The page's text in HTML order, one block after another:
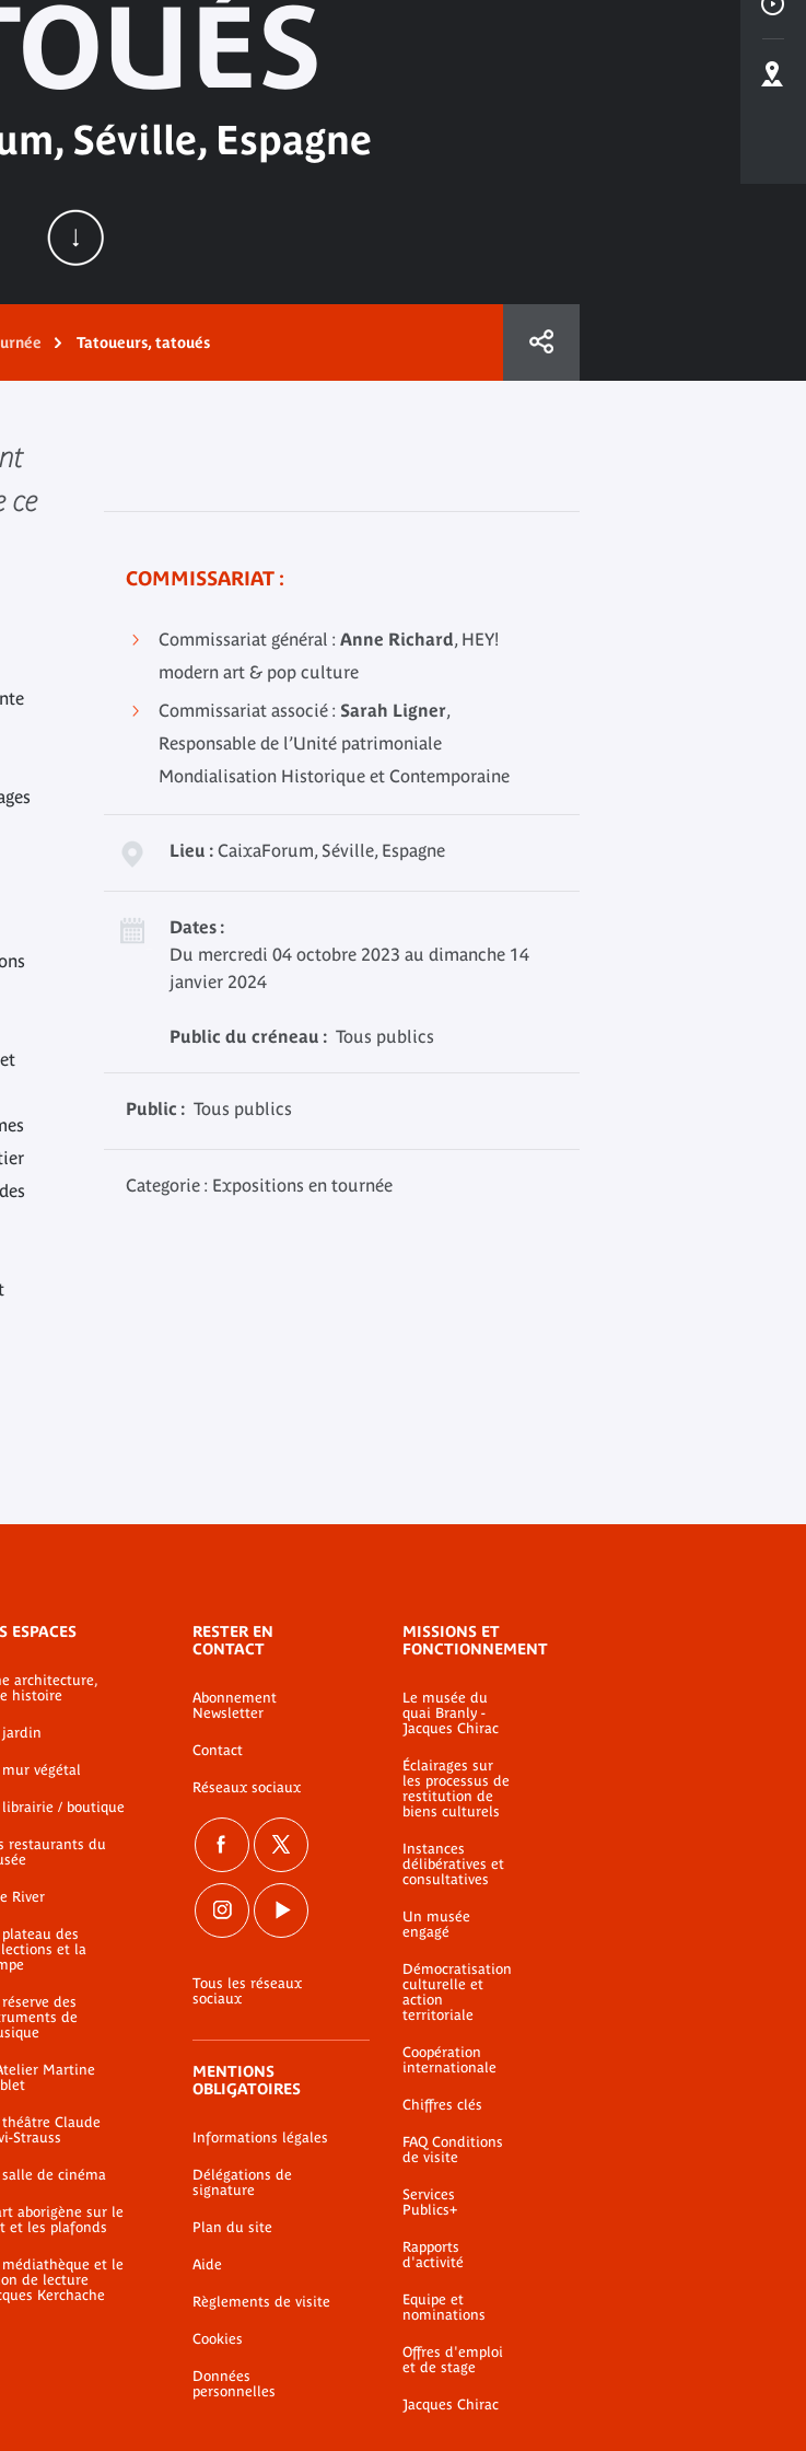
Séville, Espagne
Tatoueurs, tatoués
ce
COMMISSARIAT :
Commissariat général : Anne Richard, HEY!
modern art & pop culture
Commissariat associé : Sarah Ligner,
Responsable de l’Unité patrimoniale
Mondialisation Historique et Contemporaine
Lieu : CaixaForum, Séville, Espagne
Dates :
Du mercredi 04 octobre 2023 au dimanche 14
janvier 2024
Public du créneau : Tous publics
Public : Tous publics
Categorie : Expositions en tournée
ESPACES
architecture,
histoire
jardin
mur végétal
librairie / boutique
restaurants du
River
plateau des
et la
réserve des
de
Martine
théâtre Claude
Strauss
salle de cinéma
aborigène sur le
et les plafonds
médiathèque et le
de lecture
Kerchache
RESTER EN
CONTACT
Abonnement
Newsletter
Contact
Réseaux sociaux
Tous les réseaux
sociaux
MENTIONS
OBLIGATOIRES
Informations légales
Délégations de
signature
Plan du site
Aide
Règlements de visite
Cookies
Données
personnelles
MISSIONS ET
FONCTIONNEMENT
Le musée du
quai Branly -
Jacques Chirac
Éclairages sur
les processus de
restitution de
biens culturels
Instances
délibératives et
consultatives
Un musée
engagé
Démocratisation
culturelle et
action
territoriale
Coopération
internationale
Chiffres clés
FAQ Conditions
de visite
Services
Publics+
Rapports
d'activité
Equipe et
nominations
Offres d'emploi
et de stage
Jacques Chirac